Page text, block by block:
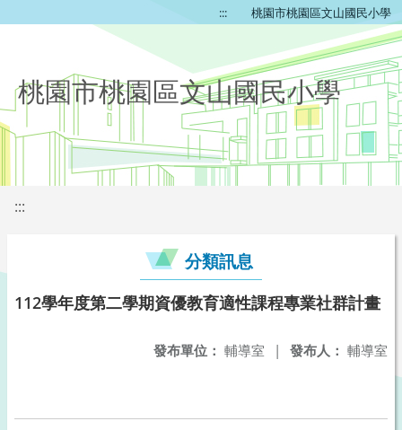
::: 桃園市桃園區文山國民小學
桃園市桃園區文山國民小學
:::
分類訊息
112學年度第二學期資優教育適性課程專業社群計畫
發布人： 輔導室
發布單位： 輔導室 |